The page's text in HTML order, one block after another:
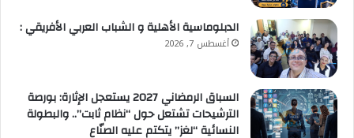
الدبلوماسية الأهلية و الشباب العربي الأفريقي :
أغسطس 7, 2026
السباق الرمضاني 2027 يستعجل الإثارة: بورصة
الترشيحات تشتعل حول “نظام ثابت”.. والبطولة
النسائية “لغز” يتكتم عليه الصنّاع